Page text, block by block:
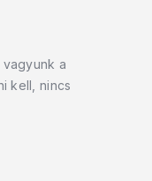
a
kell, nincs